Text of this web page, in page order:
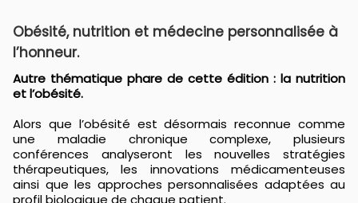
Obésité, nutrition et médecine personnalisée à
l’honneur.
Autre thématique phare de cette édition : la nutrition
et l’obésité.
Alors que l’obésité est désormais reconnue comme
une maladie chronique complexe, plusieurs
conférences analyseront les nouvelles stratégies
thérapeutiques, les innovations médicamenteuses
ainsi que les approches personnalisées adaptées au
profil biologique de chaque patient.